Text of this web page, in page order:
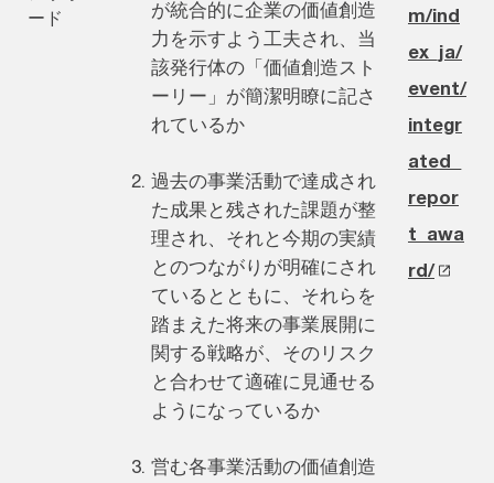
ード
が統合的に企業の価値創造
力を示すよう工夫され、当
該発行体の「価値創造スト
ーリー」が簡潔明瞭に記さ
れているか
過去の事業活動で達成され
た成果と残された課題が整
理され、それと今期の実績
とのつながりが明確にされ
ているとともに、それらを
踏まえた将来の事業展開に
関する戦略が、そのリスク
と合わせて適確に見通せる
ようになっているか
営む各事業活動の価値創造
m/ind
ex_ja/
event/
integr
ated_
repor
t_awa
rd/